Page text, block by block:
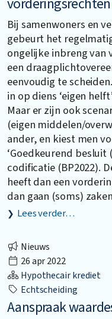
Bij samenwoners en
gebeurt het
ongelijke inbreng van
een
eenvoudig te
in op diens ‘eigen
Maar er zijn ook
(eigen middelen/
ander, en kiest men
‘Goedkeurend
codificatie (BP2022).
heeft dan een
dan gaan (soms)
Lees verder…
Nieuws
26 apr 2022
Hypothecair krediet
Echtscheiding
Aanspraak